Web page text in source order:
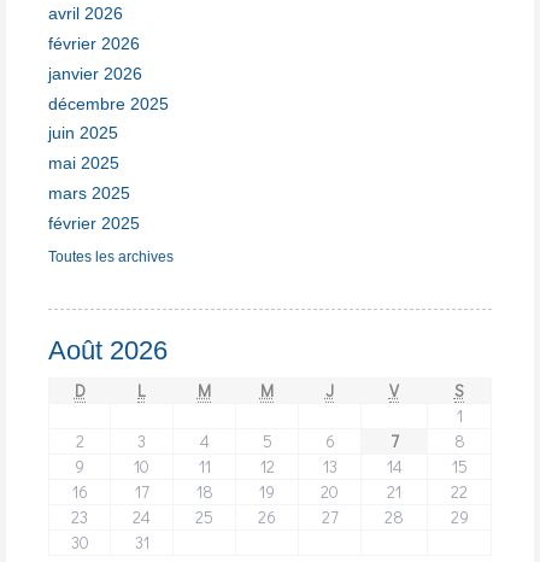
avril 2026
février 2026
janvier 2026
décembre 2025
juin 2025
mai 2025
mars 2025
février 2025
Toutes les archives
Août 2026
D L M M J V
S
1
2
3 4 5 6 7
8
9
10 11 12 13 14
15
16
17 18 19 20 21
22
23
24 25 26 27 28
29
30
31